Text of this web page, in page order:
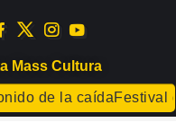
Mass Cultura
de la caídaFestival